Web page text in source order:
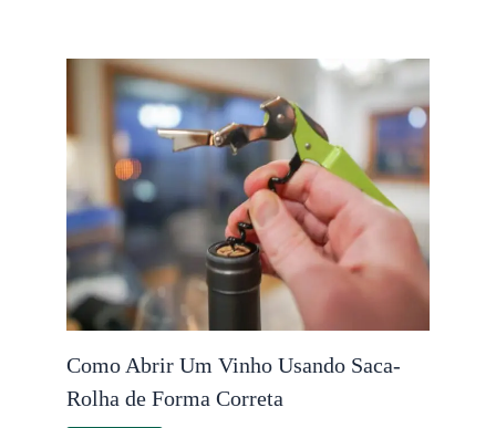
Como Abrir Um Vinho Usando Saca-
Rolha de Forma Correta